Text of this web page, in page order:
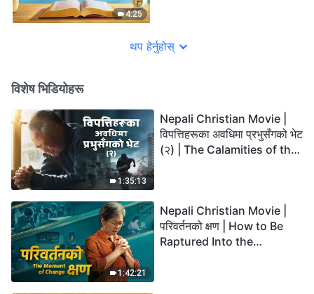
4:25
थप हेर्नुहोस्
विशेष भिडियोहरू
1:35:13
Nepali Christian Movie |
विपत्तिहरूका अवधिमा प्रभुसँगको भेट
(२) | The Calamities of the
1:42:21
Nepali Christian Movie |
परिवर्तनको क्षण | How to Be
Raptured Into the